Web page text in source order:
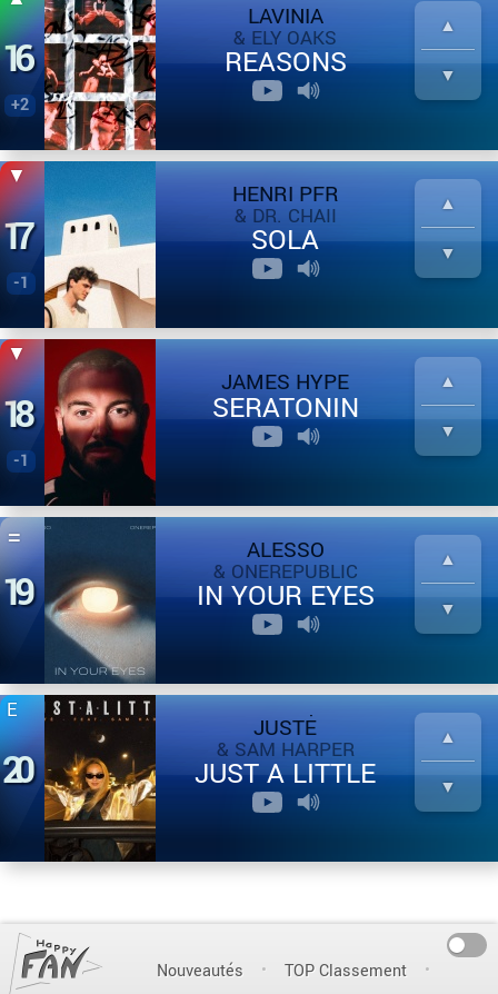
16
+2
LAVINIA
& ELY OAKS
REASONS
17
-1
HENRI PFR
& DR. CHAII
SOLA
18
-1
JAMES HYPE
SERATONIN
19
ALESSO
& ONEREPUBLIC
IN YOUR EYES
20
JUSTĖ
& SAM HARPER
JUST A LITTLE
Nouveautés TOP Classement
On